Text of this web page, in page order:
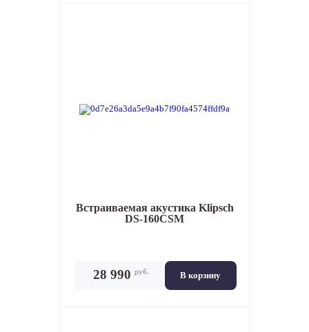
Встраиваемая акустикаKlipsch
DS-160CSM
В корзину
28 990 руб.